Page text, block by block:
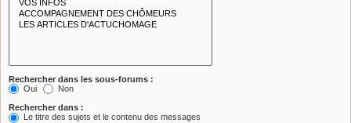
Rechercher dans les sous-forums :
Oui
Non
Rechercher dans :
Le titre des sujets et le contenu des messages